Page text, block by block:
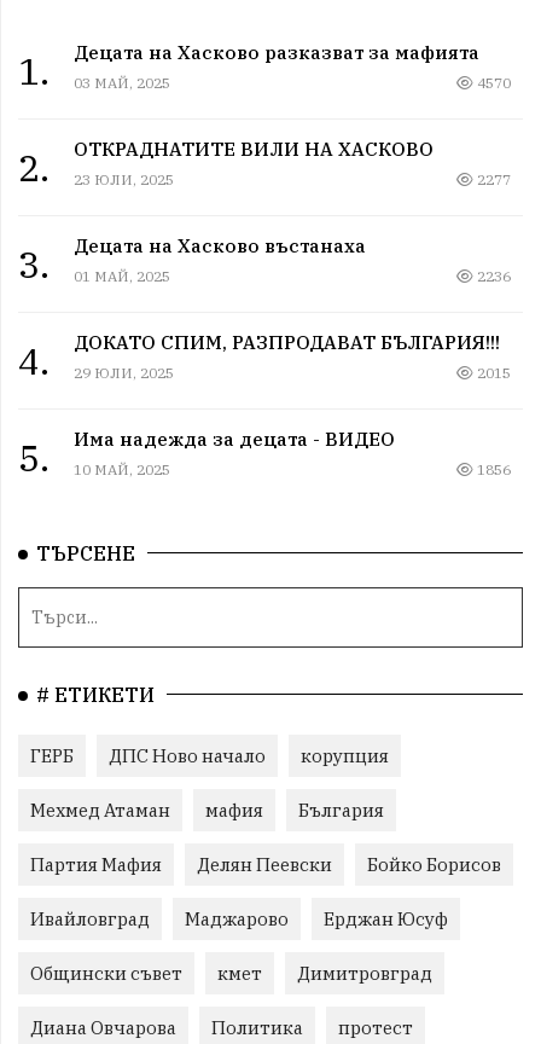
1. Децата на Хасково разказват за мафията
03 МАЙ, 2025 4570
2. ОТКРАДНАТИТЕ ВИЛИ НА ХАСКОВО
23 ЮЛИ, 2025 2277
3. Децата на Хасково въстанаха
01 МАЙ, 2025 2236
4. ДОКАТО СПИМ, РАЗПРОДАВАТ БЪЛГАРИЯ!!!
29 ЮЛИ, 2025 2015
5. Има надежда за децата - ВИДЕО
10 МАЙ, 2025 1856
ТЪРСЕНЕ
# ЕТИКЕТИ
ГЕРБ ДПС Ново начало корупция
Мехмед Атаман мафия България
Партия Мафия Делян Пеевски Бойко Борисов
Ивайловград Маджарово Ерджан Юсуф
Общински съвет кмет Димитровград
Диана Овчарова Политика протест